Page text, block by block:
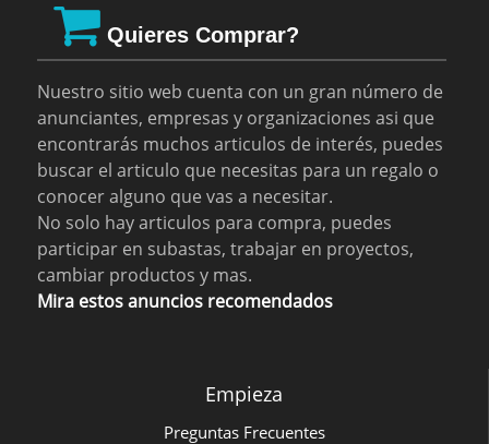
Quieres Comprar?
Nuestro sitio web cuenta con un gran número de
anunciantes, empresas y organizaciones asi que
encontrarás muchos articulos de interés, puedes
buscar el articulo que necesitas para un regalo o
conocer alguno que vas a necesitar.
No solo hay articulos para compra, puedes
participar en subastas, trabajar en proyectos,
cambiar productos y mas.
Mira estos anuncios recomendados
Empieza
Preguntas Frecuentes